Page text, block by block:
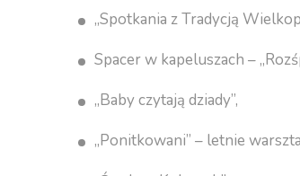
„Spotkania z Tradycją
Spacer w kapeluszach –
„Baby czytają dziady”,
„Ponitkowani” – letnie